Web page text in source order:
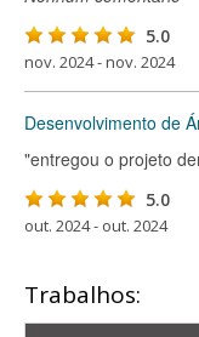
5.0
nov. 2024 - nov. 2024
Desenvolvimento de
"entregou o projeto
5.0
out. 2024 - out. 2024
Trabalhos: